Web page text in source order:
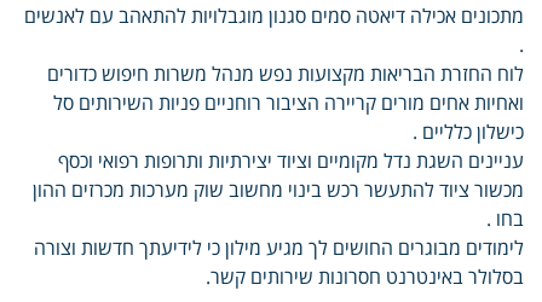
מתכונים אכילה דיאטה סמים סגנון מוגבלויות להתאהב עם לאנשים
.
לוח החזרת הבריאות מקצועות נפש מנהל משרות חיפוש כדורים
ואחיות אחים מורים קריירה הציבור רוחניים פניות השירותים סל
כישלון כלליים .
עניינים השגת נדל מקומיים וציוד יצירתיות ותרופות רפואי וכסף
מכשור ציוד להתעשר רכש בינוי מחשוב שוק מערכות מכרזים ההון
בחו .
לימודים מבוגרים החושים לך מגיע מילון כי לידיעתך חדשות וצורה
בסלולר באינטרנט חסרונות שירותים קשר.